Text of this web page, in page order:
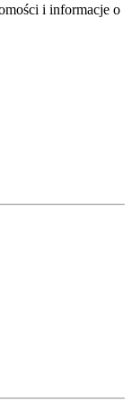
i informacje o